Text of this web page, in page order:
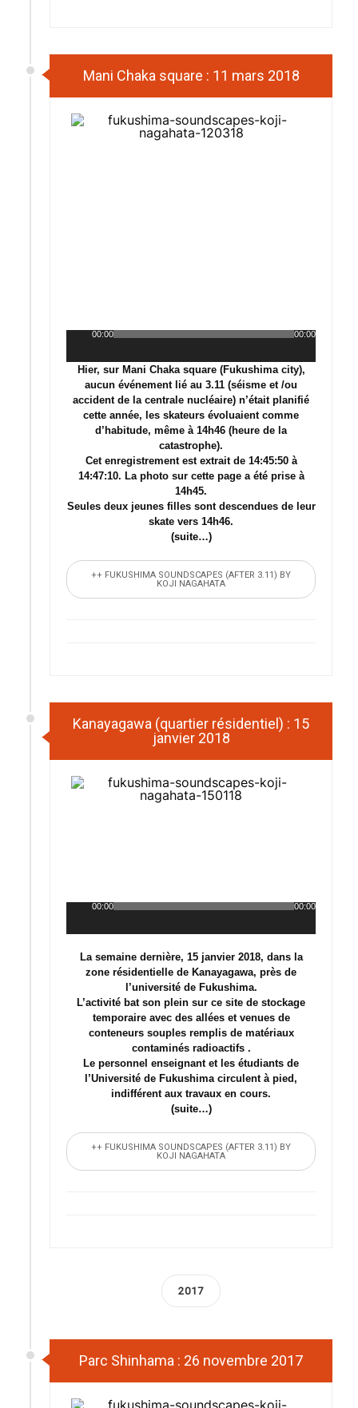
Mani Chaka square : 11 mars 2018
Lecteur
00:00 00:00
Hier, sur Mani Chaka square (Fukushima city),
aucun événement lié au 3.11 (séisme et /ou
accident de la centrale nucléaire) n’était planifié
cette année, les skateurs évoluaient comme
d’habitude, même à 14h46 (heure de la
catastrophe).
Cet enregistrement est extrait de 14:45:50 à
14:47:10. La photo sur cette page a été prise à
14h45.
Seules deux jeunes filles sont descendues de leur
skate vers 14h46.
(suite…)
++ FUKUSHIMA SOUNDSCAPES (AFTER 3.11) BY
KOJI NAGAHATA
Kanayagawa (quartier résidentiel) : 15
janvier 2018
Lecteur
00:00 00:00
La semaine dernière, 15 janvier 2018, dans la
zone résidentielle de Kanayagawa, près de
l’université de Fukushima.
L’activité bat son plein sur ce site de stockage
temporaire avec des allées et venues de
conteneurs souples remplis de matériaux
contaminés radioactifs .
Le personnel enseignant et les étudiants de
l’Université de Fukushima circulent à pied,
indifférent aux travaux en cours.
(suite…)
++ FUKUSHIMA SOUNDSCAPES (AFTER 3.11) BY
KOJI NAGAHATA
2017
Parc Shinhama : 26 novembre 2017